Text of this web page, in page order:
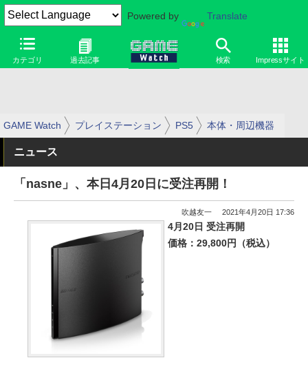
Powered by Translate
カテゴリ 過去記事 検索 Impressサイト
GAME Watch プレイステーション PS5 本体・周辺機器
ニュース
「nasne」、本日4月20日に受注再開！
吹越友一 2021年4月20日 17:36
4月20日 受注再開
価格：29,800円（税込）